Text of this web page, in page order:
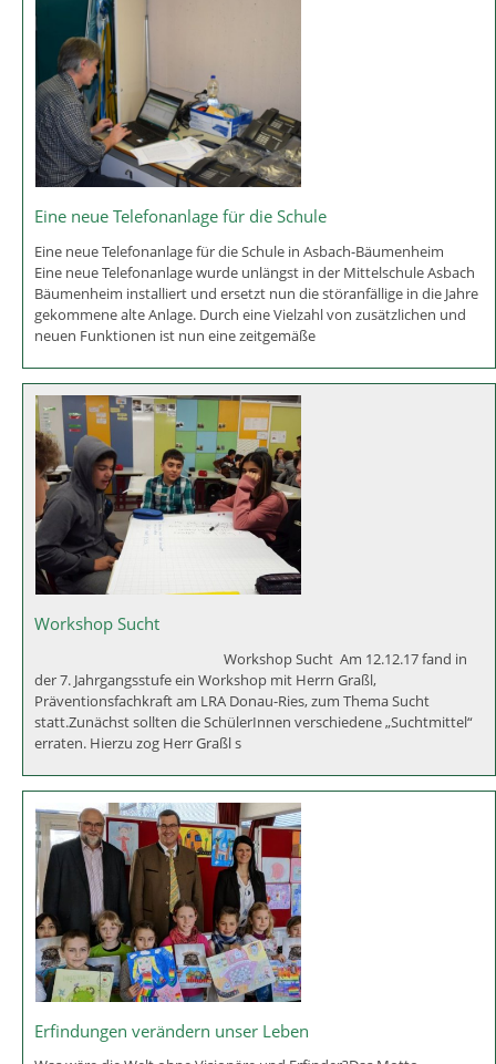
Gestaltung des Spielplatzes "Buchenstraße"
Gestaltung des Spielplatzes an der Buchenstraße
Die Grund- und Mittelschule Asbach-Bäumenheim beteiligt sich der
Neugestaltung des Spielplatzes an der Buchenstraße. Hierbei
werden die Zaunlatten durch die Schülerinnen und Schüler der
Eine neue Telefonanlage für die Schule
Eine neue Telefonanlage für die Schule in Asbach-Bäumenheim
Eine neue Telefonanlage wurde unlängst in der Mittelschule Asbach
Bäumenheim installiert und ersetzt nun die störanfällige in die Jahre
gekommene alte Anlage. Durch eine Vielzahl von zusätzlichen und
Workshop Sucht
Workshop Sucht Am 12.12.17 fand in
der 7. Jahrgangsstufe ein Workshop mit Herrn Graßl,
Präventionsfachkraft am LRA Donau-Ries, zum Thema Sucht
statt.Zunächst sollten die SchülerInnen verschiedene „Suchtmittel“